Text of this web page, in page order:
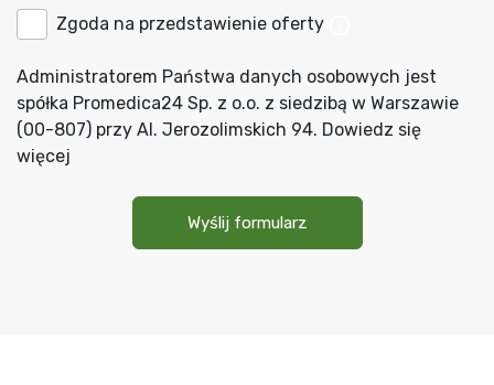
wycofania
zgody*
B2C-
Zgoda
na
przedstawianie
ofert*
Zgoda na przedstawienie oferty
B2C-
ALL
Administrator
danych
Administratorem Państwa danych osobowych jest
spółka Promedica24 Sp. z o.o. z siedzibą w Warszawie
(00-807) przy Al. Jerozolimskich 94. Dowiedz się
więcej
Wyślij formularz